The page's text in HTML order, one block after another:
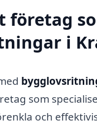
företag
i
som
och